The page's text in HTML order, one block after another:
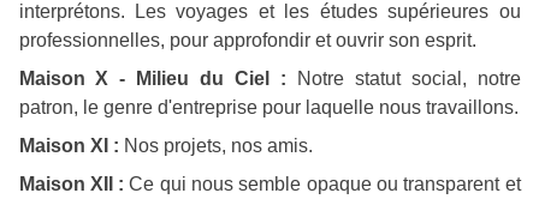
interprétons. Les voyages et les études supérieures ou
professionnelles, pour approfondir et ouvrir son esprit.
Maison X - Milieu du Ciel : Notre statut social, notre
patron, le genre d'entreprise pour laquelle nous travaillons.
Maison XI : Nos projets, nos amis.
Maison XII :Ce qui nous semble opaque ou transparent et